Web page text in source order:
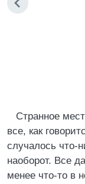
Странное
все, как
случалось что-
наоборот. Все
менее что-то в